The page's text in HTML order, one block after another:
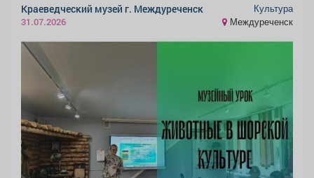
Краеведческий музей г. Междуреченск
31.07.2026
Культура
Междуреченск